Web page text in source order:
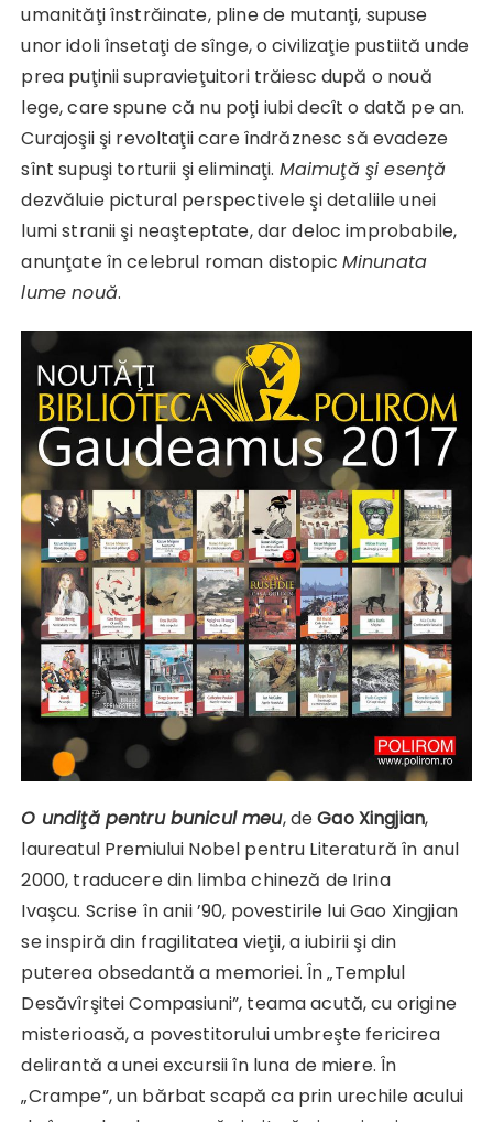
umanităţi înstrăinate, pline de mutanţi, supuse
unor idoli însetaţi de sînge, o civilizaţie pustiită unde
prea puţinii supravieţuitori trăiesc după o nouă
lege, care spune că nu poţi iubi decît o dată pe an.
Curajoşii şi revoltaţii care îndrăznesc să evadeze
sînt supuşi torturii şi eliminaţi. Maimuţă şi esenţă
dezvăluie pictural perspectivele şi detaliile unei
lumi stranii şi neaşteptate, dar deloc improbabile,
anunţate în celebrul roman distopic Minunata
lume nouă.
O undiţă pentru bunicul meu, deGao Xingjian,
laureatul Premiului Nobel pentru Literatură în anul
2000, traducere din limba chineză de Irina
Ivaşcu. Scrise în anii ’90, povestirile lui Gao Xingjian
se inspiră din fragilitatea vieţii, a iubirii şi din
puterea obsedantă a memoriei. În „Templul
Desăvîrşitei Compasiuni”, teama acută, cu origine
misterioasă, a povestitorului umbreşte fericirea
delirantă a unei excursii în luna de miere. În
„Crampe”, un bărbat scapă ca prin urechile acului